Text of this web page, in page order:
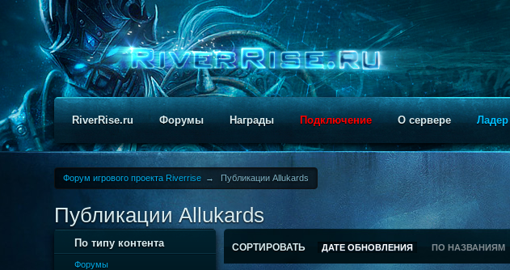
RiverRise.ru Форумы Награды Подключение О сервере Ладер
Форум игрового проекта Riverrise → Публикации Аllukards
Публикации Аllukards
По типу контента
Форумы
СОРТИРОВАТЬ ДАТЕ ОБНОВЛЕНИЯ ПО НАЗВАНИЯМ